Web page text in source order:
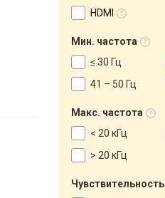
HDMI
Мин. частота
≤ 30 Гц
41 – 50 Гц
Макс. частота
< 20 кГц
> 20 кГц
Чувствительность